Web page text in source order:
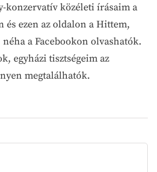
konzervatív közéleti írásaim a
és ezen az oldalon a Hittem,
a Facebookon olvashatók.
egyházi tisztségeim az
megtalálhatók.